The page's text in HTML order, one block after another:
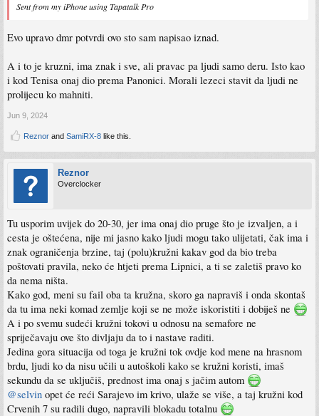
Sent from my iPhone using Tapatalk Pro
Evo upravo dmr potvrdi ovo sto sam napisao iznad.
A i to je kruzni, ima znak i sve, ali pravac pa ljudi samo deru. Isto kao
i kod Tenisa onaj dio prema Panonici. Morali lezeci stavit da ljudi ne
prolijecu ko mahniti.
Jun 9, 2024
Reznor and SamiRX-8 like this.
Reznor
Overclocker
Tu usporim uvijek do 20-30, jer ima onaj dio pruge što je izvaljen, a i
cesta je oštećena, nije mi jasno kako ljudi mogu tako ulijetati, čak ima i
znak ograničenja brzine, taj (polu)kružni kakav god da bio treba
poštovati pravila, neko će htjeti prema Lipnici, a ti se zaletiš pravo ko
da nema ništa.
Kako god, meni su fail oba ta kružna, skoro ga napraviš i onda skontaš
da tu ima neki komad zemlje koji se ne može iskoristiti i dobiješ ne
A i po svemu sudeći kružni tokovi u odnosu na semafore ne
spriječavaju ove što divljaju da to i nastave raditi.
Jedina gora situacija od toga je kružni tok ovdje kod mene na hrasnom
brdu, ljudi ko da nisu učili u autoškoli kako se kružni koristi, imaš
sekundu da se uključiš, prednost ima onaj s jačim autom
@selvin opet će reći Sarajevo im krivo, ulaže se više, a taj kružni kod
Crvenih 7 su radili dugo, napravili blokadu totalnu